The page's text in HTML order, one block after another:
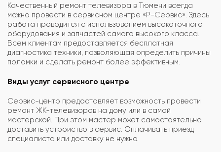
Качественный ремонт телевизора в Тюмени всегда
можно провести в сервисном центре «Р-Сервис». Здесь
работа проводится с использованием высокоточного
оборудования и запчастей самого высокого класса.
Всем клиентам предоставляется бесплатная
диагностика техники, позволяющая определить причины
поломки и сделать ремонт более эффективным.
Виды услуг сервисного центре
Сервис-центр предоставляет возможность провести
ремонт ЖК-телевизоров на дому или в самой
мастерской. При этом мастер может самостоятельно
доставить устройство в сервис. Оплачивать приезд
специалиста или доставку не нужно.